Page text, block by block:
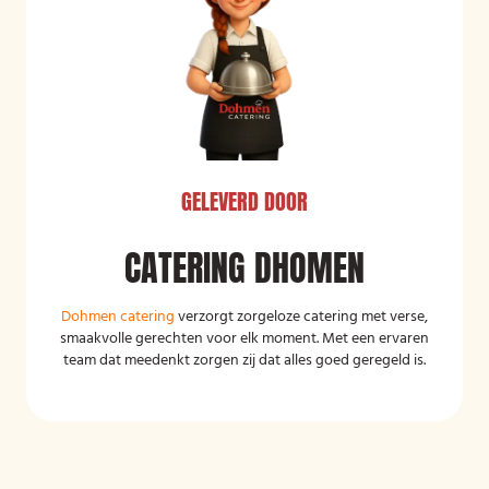
GELEVERD DOOR
CATERING DHOMEN
Dohmen cateringverzorgt zorgeloze catering met verse,
smaakvolle gerechten voor elk moment. Met een ervaren
team dat meedenkt zorgen zij dat alles goed geregeld is.